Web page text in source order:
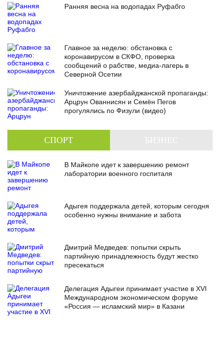
Ранняя весна на водопадах Руфабго
Главное за неделю: обстановка с
коронавирусом в СКФО, проверка
сообщений о рабстве, медиа-лагерь в
Северной Осетии
Уничтожение азербайджанской пропаганды:
Арцрун Ованнисян и Семён Пегов
прогулялись по Физули (видео)
СПОРТ
В Майкопе идет к завершению ремонт
лаборатории военного госпиталя
Адыгея поддержала детей, которым сегодня
особенно нужны внимание и забота
Дмитрий Медведев: попытки скрыть
партийную принадлежность будут жестко
пресекаться
Делегация Адыгеи принимает участие в XVI
Международном экономическом форуме
«Россия — исламский мир» в Казани